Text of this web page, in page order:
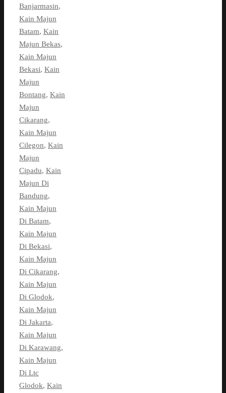
Banjarmasin,
Kain Majun
Batam, Kain
Majun Bekas,
Kain Majun
Bekasi, Kain
Majun
Bontang, Kain
Majun
Cikarang,
Kain Majun
Cilegon, Kain
Majun
Cipadu, Kain
Majun Di
Bandung,
Kain Majun
Di Batam,
Kain Majun
Di Bekasi,
Kain Majun
Di Cikarang,
Kain Majun
Di Glodok,
Kain Majun
Di Jakarta,
Kain Majun
Di Karawang,
Kain Majun
Di Ltc
Glodok, Kain